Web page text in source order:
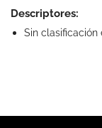
Descriptores:
Sin clasificación